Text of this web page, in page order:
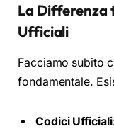
La Differenza
Ufficiali
Facciamo subito
fondamentale.
Codici